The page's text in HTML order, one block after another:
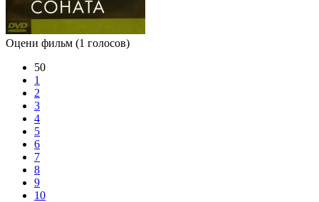
Оцени фильм (1 голосов)
50
1
2
3
4
5
6
7
8
9
10